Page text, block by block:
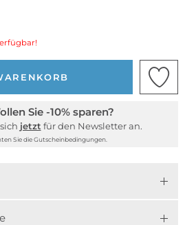
Sie -10% sparen?
jetzt für den Newsletter an.
Sie die Gutscheinbedingungen.